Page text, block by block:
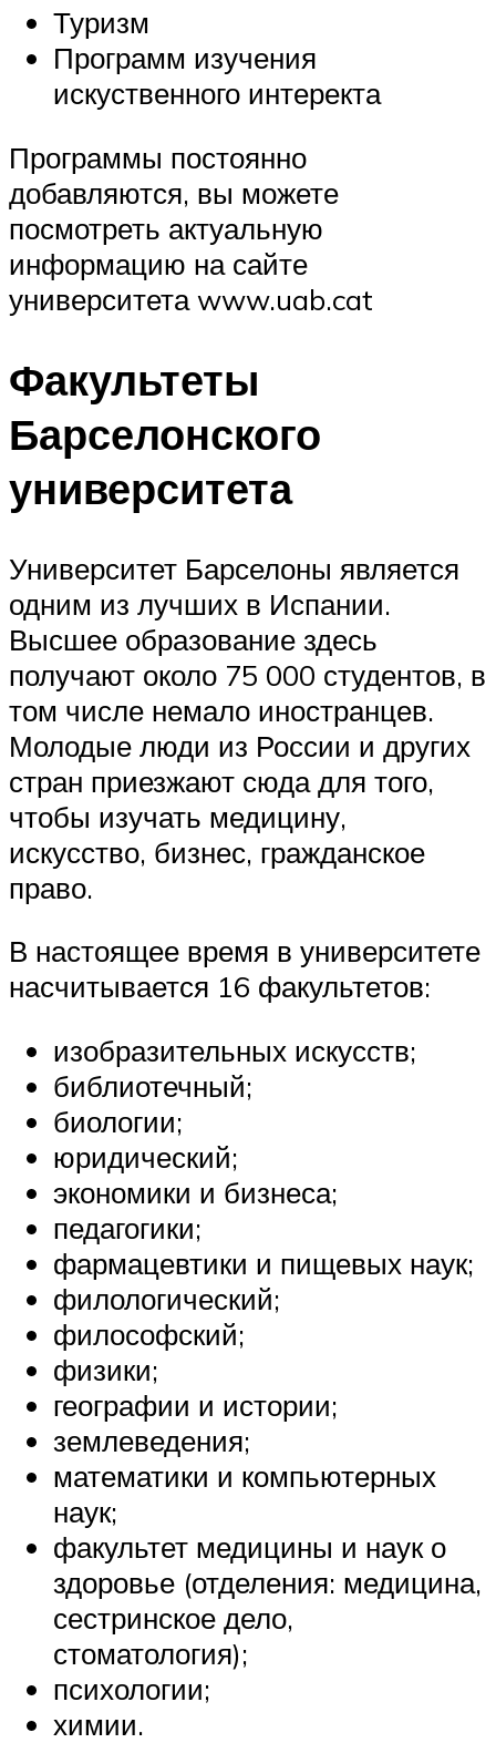
Туризм
Программ изучения
искуственного интеректа
Программы постоянно
добавляются, вы можете
посмотреть актуальную
информацию на сайте
университета www.uab.cat
Факультеты
Барселонского
университета
Университет Барселоны является
одним из лучших в Испании.
Высшее образование здесь
получают около 75 000 студентов, в
том числе немало иностранцев.
Молодые люди из России и других
стран приезжают сюда для того,
чтобы изучать медицину,
искусство, бизнес, гражданское
право.
В настоящее время в университете
насчитывается 16 факультетов:
изобразительных искусств;
библиотечный;
биологии;
юридический;
экономики и бизнеса;
педагогики;
фармацевтики и пищевых наук;
филологический;
философский;
физики;
географии и истории;
землеведения;
математики и компьютерных
наук;
факультет медицины и наук о
здоровье (отделения: медицина,
сестринское дело,
стоматология);
психологии;
химии.